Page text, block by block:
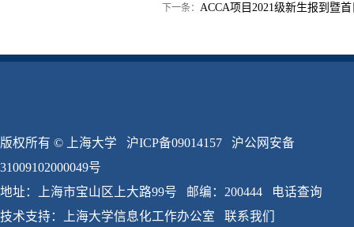
下一条： ACCA项目2021级新生报到暨
版权所有 © 上海大学 沪ICP备09014157
沪公网安备
31009102000049号
地址：上海市宝山区上大路99号 邮编：200444
电话查询
技术支持：
上海大学信息化工作办公室 联系我们